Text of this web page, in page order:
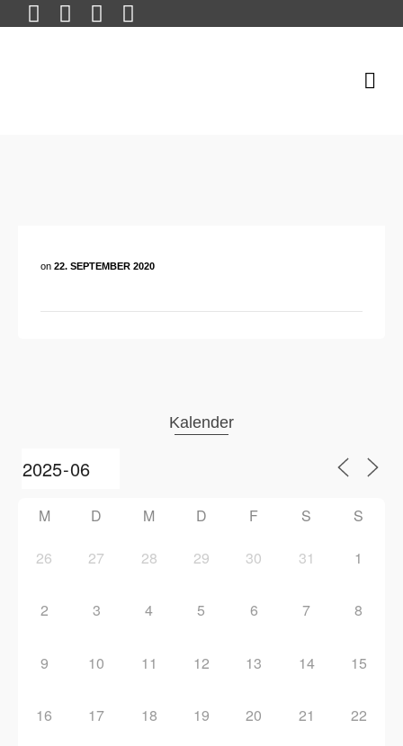
on 22. SEPTEMBER 2020
Kalender
M D M D F S S
26 27 28 29 30 31 1
2 3 4 5 6 7 8
9 10 11 12 13 14 15
16 17 18 19 20 21 22